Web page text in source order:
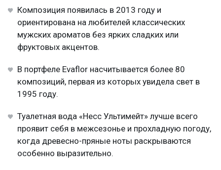
Композиция появилась в 2013 году и
ориентирована на любителей классических
мужских ароматов без ярких сладких или
фруктовых акцентов.
В портфеле Evaflor насчитывается более 80
композиций, первая из которых увидела свет в
1995 году.
Туалетная вода «Несс Ультимейт» лучше всего
проявит себя в межсезонье и прохладную погоду,
когда древесно-пряные ноты раскрываются
особенно выразительно.